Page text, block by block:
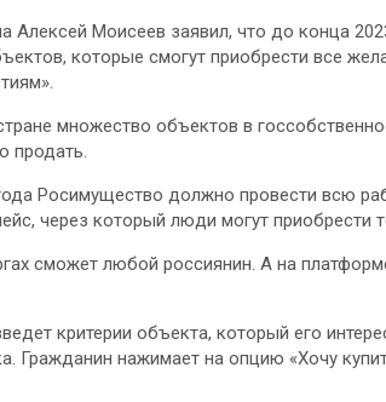
Алексей Моисеев заявил, что до конца
которые смогут приобрести все
множество объектов в
продать.
Росимущество должно провести всю
через который люди могут приобрести
сможет любой россиянин. А на
критерии объекта, который его
Гражданин нажимает на опцию «Хочу